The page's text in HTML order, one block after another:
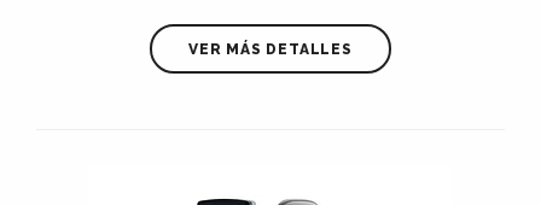
VER MÁS DETALLES